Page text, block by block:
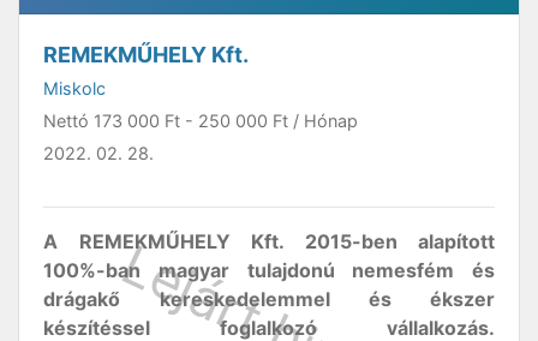
REMEKMŰHELY Kft.
Miskolc
Nettó 173 000 Ft - 250 000 Ft / Hónap
2022. 02. 28.
A REMEKMŰHELY Kft. 2015-ben alapított
100%-ban magyar tulajdonú nemesfém és
drágakő
kereskedelemmel és ékszer
készítéssel foglalkozó vállalkozás.